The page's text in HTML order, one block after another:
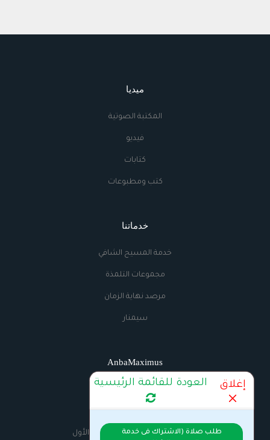
ميديا
المكتبة الصوتية
فيديو
كتابات
كتب ومطبوعات
خدماتنا
خدمة المسيح الشافي
مجموعات التلمذة
مرصد نهاية الزمان
سيمنار
AnbaMaximus
اتصل بنا
الراديو
السيرة الذاتية للانبا مكسيموس الأول
إغلاق العودة للقائمة الرئيسية
طلب صلاة (الاشتراك فى خدمة